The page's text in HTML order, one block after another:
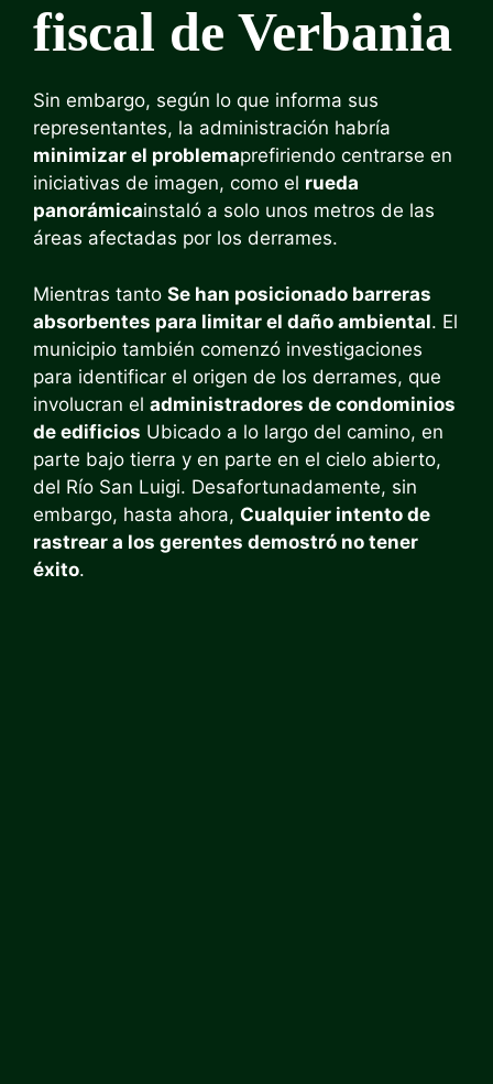
fiscal de Verbania
Sin embargo, según lo que informa sus
representantes, la administración habría
minimizar el problemaprefiriendo centrarse en
iniciativas de imagen, como el rueda
panorámicainstaló a solo unos metros de las
áreas afectadas por los derrames.
Mientras tanto Se han posicionado barreras
absorbentes para limitar el daño ambiental. El
municipio también comenzó investigaciones
para identificar el origen de los derrames, que
involucran el administradores de condominios
de edificios Ubicado a lo largo del camino, en
parte bajo tierra y en parte en el cielo abierto,
del Río San Luigi. Desafortunadamente, sin
embargo, hasta ahora, Cualquier intento de
rastrear a los gerentes demostró no tener
éxito.